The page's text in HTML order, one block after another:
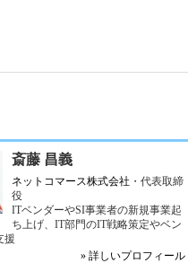
斎藤 昌義
ネットコマース株式会社 ・代表取締
役
ITベンダーやSI事業者の新規事業起
ち上げ、IT部門のIT戦略策定やベン
援
» 詳しいプロフィール